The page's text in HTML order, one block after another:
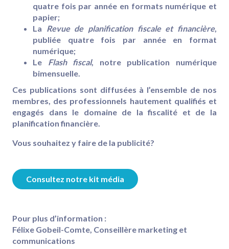
quatre fois par année en formats numérique et
papier;
La Revue de planification fiscale et financière,
publiée quatre fois par année en format
numérique;
Le Flash fiscal, notre publication numérique
bimensuelle.
Ces publications sont diffusées à l’ensemble de nos
membres, des professionnels hautement qualifiés et
engagés dans le domaine de la fiscalité et de la
planification financière.
Vous souhaitez y faire de la publicité?
Consultez notre kit média
Pour plus d’information :
Félixe Gobeil-Comte, Conseillère marketing et
communications